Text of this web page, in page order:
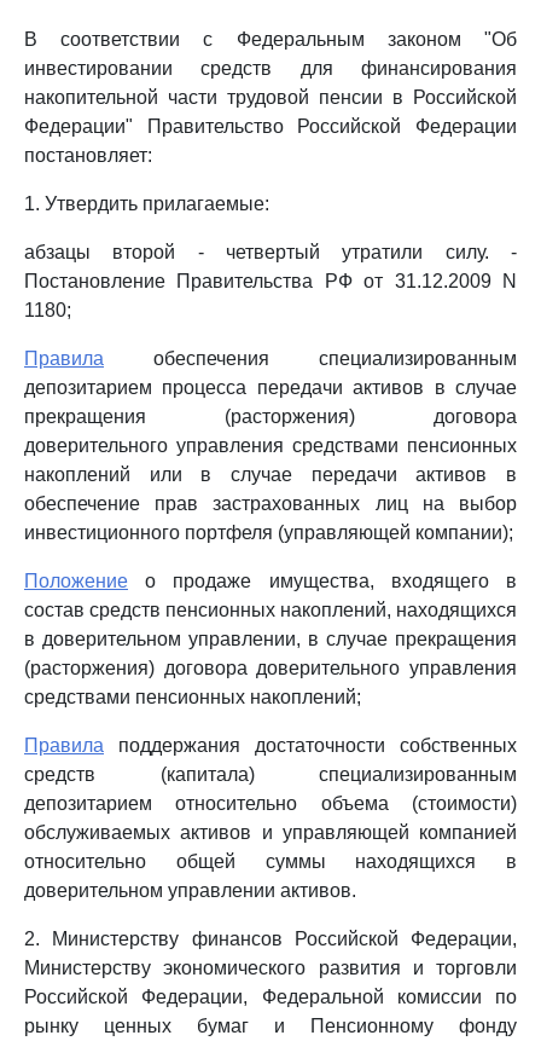
В соответствии с Федеральным законом "Об
инвестировании средств для финансирования
накопительной части трудовой пенсии в Российской
Федерации" Правительство Российской Федерации
постановляет:
1. Утвердить прилагаемые:
абзацы второй - четвертый утратили силу. -
Постановление Правительства РФ от 31.12.2009 N
1180;
Правила обеспечения специализированным
депозитарием процесса передачи активов в случае
прекращения (расторжения) договора
доверительного управления средствами пенсионных
накоплений или в случае передачи активов в
обеспечение прав застрахованных лиц на выбор
инвестиционного портфеля (управляющей компании);
Положение о продаже имущества, входящего в
состав средств пенсионных накоплений, находящихся
в доверительном управлении, в случае прекращения
(расторжения) договора доверительного управления
средствами пенсионных накоплений;
Правила поддержания достаточности собственных
средств (капитала) специализированным
депозитарием относительно объема (стоимости)
обслуживаемых активов и управляющей компанией
относительно общей суммы находящихся в
доверительном управлении активов.
2. Министерству финансов Российской Федерации,
Министерству экономического развития и торговли
Российской Федерации, Федеральной комиссии по
рынку ценных бумаг и Пенсионному фонду